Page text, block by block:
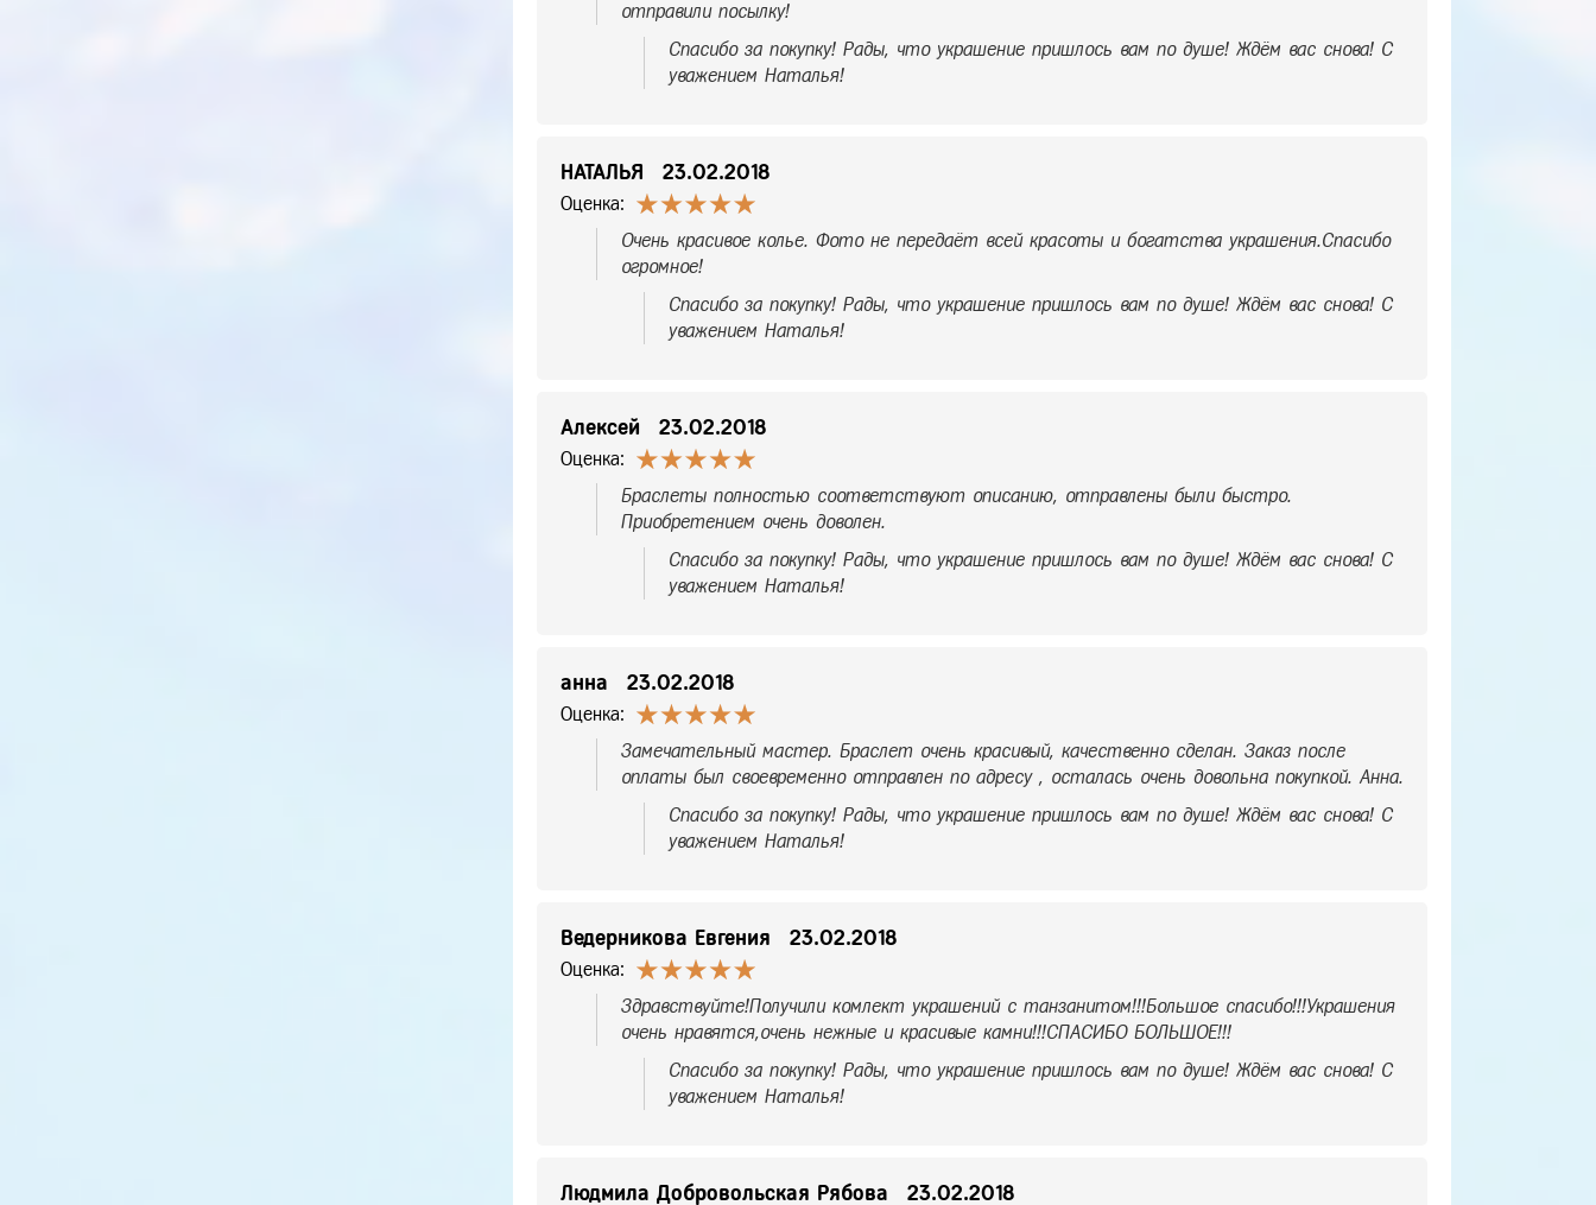
отправили посылку!
Спасибо за покупку! Рады, что украшение пришлось вам по душе! Ждём вас снова! С
уважением Наталья!
НАТАЛЬЯ 23.02.2018
Оценка:
Очень красивое колье. Фото не передаёт всей красоты и богатства украшения.Спасибо
огромное!
Спасибо за покупку! Рады, что украшение пришлось вам по душе! Ждём вас снова! С
уважением Наталья!
Алексей 23.02.2018
Оценка:
Браслеты полностью соответствуют описанию, отправлены были быстро.
Приобретением очень доволен.
Спасибо за покупку! Рады, что украшение пришлось вам по душе! Ждём вас снова! С
уважением Наталья!
анна 23.02.2018
Оценка:
Замечательный мастер. Браслет очень красивый, качественно сделан. Заказ после
оплаты был своевременно отправлен по адресу , осталась очень довольна покупкой. Анна.
Спасибо за покупку! Рады, что украшение пришлось вам по душе! Ждём вас снова! С
уважением Наталья!
Ведерникова Евгения 23.02.2018
Оценка:
Здравствуйте!Получили комлект украшений с танзанитом!!!Большое спасибо!!!Украшения
очень нравятся,очень нежные и красивые камни!!!СПАСИБО БОЛЬШОЕ!!!
Спасибо за покупку! Рады, что украшение пришлось вам по душе! Ждём вас снова! С
уважением Наталья!
Людмила Добровольская Рябова 23.02.2018